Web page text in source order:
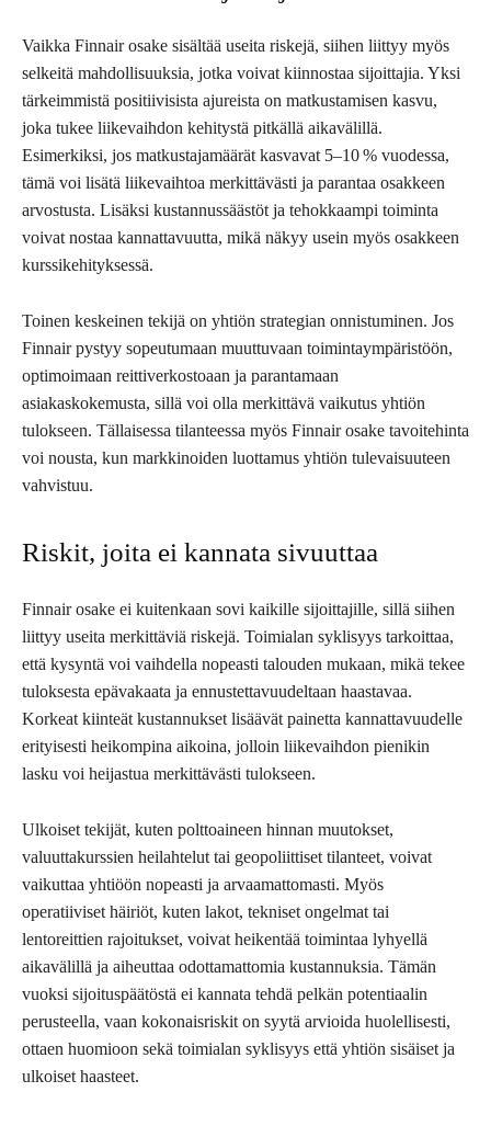
Vaikka Finnair osake sisältää useita riskejä, siihen liittyy myös
selkeitä mahdollisuuksia, jotka voivat kiinnostaa sijoittajia. Yksi
tärkeimmistä positiivisista ajureista on matkustamisen kasvu,
joka tukee liikevaihdon kehitystä pitkällä aikavälillä.
Esimerkiksi, jos matkustajamäärät kasvavat 5–10 % vuodessa,
tämä voi lisätä liikevaihtoa merkittävästi ja parantaa osakkeen
arvostusta. Lisäksi kustannussäästöt ja tehokkaampi toiminta
voivat nostaa kannattavuutta, mikä näkyy usein myös osakkeen
kurssikehityksessä.
Toinen keskeinen tekijä on yhtiön strategian onnistuminen. Jos
Finnair pystyy sopeutumaan muuttuvaan toimintaympäristöön,
optimoimaan reittiverkostoaan ja parantamaan
asiakaskokemusta, sillä voi olla merkittävä vaikutus yhtiön
tulokseen. Tällaisessa tilanteessa myös Finnair osake tavoitehinta
voi nousta, kun markkinoiden luottamus yhtiön tulevaisuuteen
vahvistuu.
Riskit, joita ei kannata sivuuttaa
Finnair osake ei kuitenkaan sovi kaikille sijoittajille, sillä siihen
liittyy useita merkittäviä riskejä. Toimialan syklisyys tarkoittaa,
että kysyntä voi vaihdella nopeasti talouden mukaan, mikä tekee
tuloksesta epävakaata ja ennustettavuudeltaan haastavaa.
Korkeat kiinteät kustannukset lisäävät painetta kannattavuudelle
erityisesti heikompina aikoina, jolloin liikevaihdon pienikin
lasku voi heijastua merkittävästi tulokseen.
Ulkoiset tekijät, kuten polttoaineen hinnan muutokset,
valuuttakurssien heilahtelut tai geopoliittiset tilanteet, voivat
vaikuttaa yhtiöön nopeasti ja arvaamattomasti. Myös
operatiiviset häiriöt, kuten lakot, tekniset ongelmat tai
lentoreittien rajoitukset, voivat heikentää toimintaa lyhyellä
aikavälillä ja aiheuttaa odottamattomia kustannuksia. Tämän
vuoksi sijoituspäätöstä ei kannata tehdä pelkän potentiaalin
perusteella, vaan kokonaisriskit on syytä arvioida huolellisesti,
ottaen huomioon sekä toimialan syklisyys että yhtiön sisäiset ja
ulkoiset haasteet.